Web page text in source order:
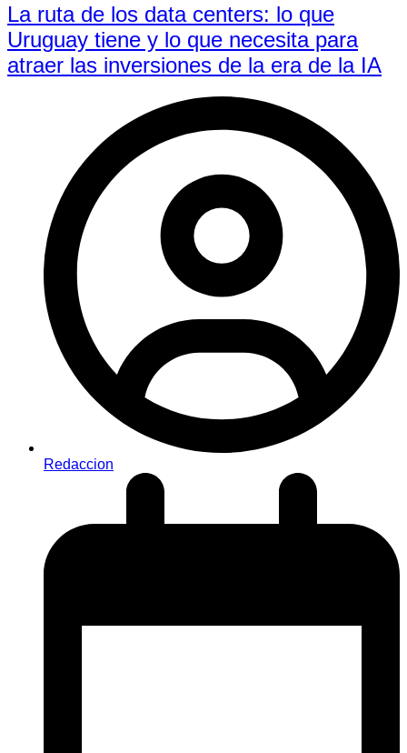
La ruta de los data centers: lo que
Uruguay tiene y lo que necesita para
atraer las inversiones de la era de la IA
Redaccion